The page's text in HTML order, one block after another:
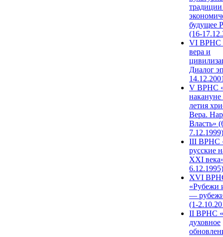
будущее
(16-
VI ВРНС
вера и
Диалог
V ВРНС
накануне
летия
Вера.
Власть»
7.12.1999)
III ВРНС
русские
XXI
6.12.1995)
XVI
«Рубежи
—
(1-
II ВРНС
духовное